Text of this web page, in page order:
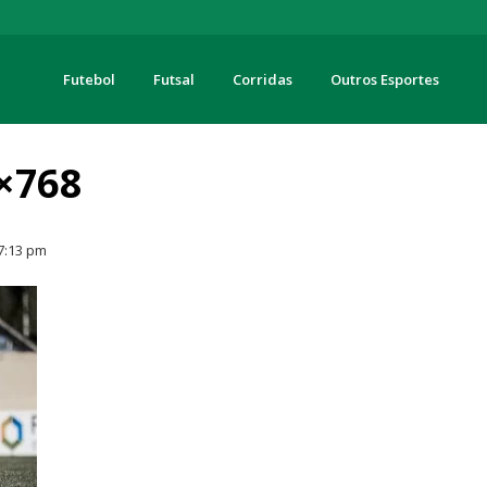
Futebol Futsal Corridas Outros Esportes
pm